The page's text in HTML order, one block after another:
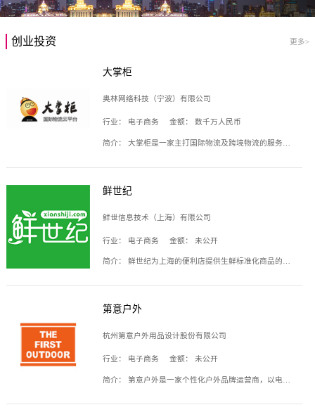
创业投资 更多>
大掌柜
奥林网络科技（宁波）有限公司
行业： 电子商务 金额： 数千万人民币
简介： 大掌柜是一家主打国际物流及跨境物流的服务云平台，致力于帮助全球国际物流企业在互联网上建立自己的平台，核心产品包括运价通、生意通、业务通、订舱通、招财通等，奥林网络科技（宁波）有限公司旗下产品。
鲜世纪
鲜世信息技术（上海）有限公司
行业： 电子商务 金额： 未公开
简介： 鲜世纪为上海的便利店提供生鲜标准化商品的供应链服务，帮商家解决生鲜采购、运营问题，帮助商家销售。平台提供的商品覆盖果蔬肉类、常温与低温奶制品、冷冻食品、零食饮料、粮油副食、居家洗护等多个品类，上架SKU3000余个。公司建立了近万平方米的仓储场地和物流配送体系，为合作商家提供快速配送服务。
第意户外
杭州第意户外用品设计股份有限公司
行业： 电子商务 金额： 未公开
简介： 第意户外是一家个性化户外品牌运营商，以电子商务为主要载体，主要从事户外产品的设计、生产、销售业务，产品包含冲锋衣、户外鞋、户外背包等。